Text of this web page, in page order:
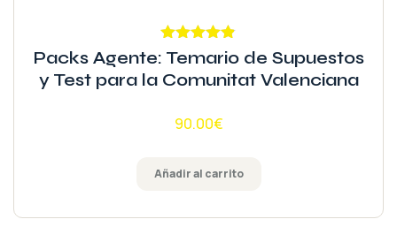
Valorado
con4.79de
5
Packs Agente: Temario de Supuestos
y Test para la Comunitat Valenciana
90.00€
Añadir al carrito